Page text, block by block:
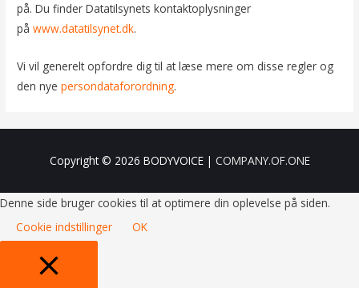
på. Du finder Datatilsynets kontaktoplysninger
på www.datatilsynet.dk.
Vi vil generelt opfordre dig til at læse mere om disse regler og
den nyepersondataforordning.
Copyright © 2026 BODYVOICE| COMPANY.OF.ONE
Denne side bruger cookies til at optimere din oplevelse på siden.
Cookie indstillinger
OK